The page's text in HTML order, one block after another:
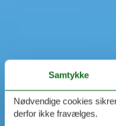
Samtykke
Nødvendige cookies
derfor ikke fravælges.